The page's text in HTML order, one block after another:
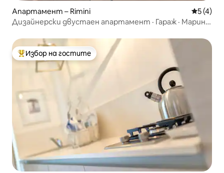
Апартамент – Rimini Средна
5 (4)
Дизайнерски двустаен апартамент · Гараж · Марина
Най-популярен избор на гостите
Избор на гостите